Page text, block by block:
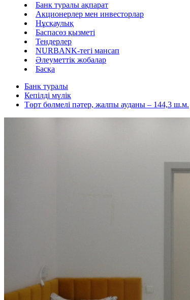
Банк туралы ақпарат
Акционерлер мен инвесторлар
Нұсқаулық
Баспасөз қызметі
Тендерлер
NURBANK-тегі мансап
Әлеуметтік жобалар
Басқа
Банк туралы
Кепілді мүлік
Төрт бөлмелі пәтер, жалпы ауданы – 144,3 ш.м.